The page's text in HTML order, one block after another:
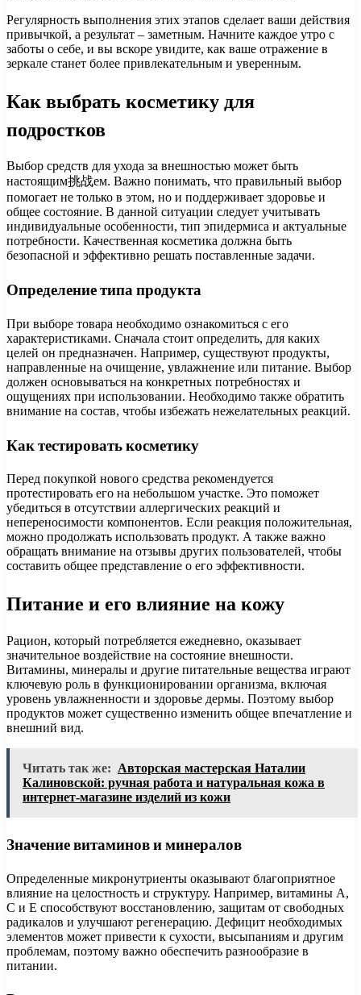
Регулярность выполнения этих этапов сделает ваши действия
привычкой, а результат – заметным. Начните каждое утро с
заботы о себе, и вы вскоре увидите, как ваше отражение в
зеркале станет более привлекательным и уверенным.
Как выбрать косметику для
подростков
Выбор средств для ухода за внешностью может быть
настоящим挑战ем. Важно понимать, что правильный выбор
помогает не только в этом, но и поддерживает здоровье и
общее состояние. В данной ситуации следует учитывать
индивидуальные особенности, тип эпидермиса и актуальные
потребности. Качественная косметика должна быть
безопасной и эффективно решать поставленные задачи.
Определение типа продукта
При выборе товара необходимо ознакомиться с его
характеристиками. Сначала стоит определить, для каких
целей он предназначен. Например, существуют продукты,
направленные на очищение, увлажнение или питание. Выбор
должен основываться на конкретных потребностях и
ощущениях при использовании. Необходимо также обратить
внимание на состав, чтобы избежать нежелательных реакций.
Как тестировать косметику
Перед покупкой нового средства рекомендуется
протестировать его на небольшом участке. Это поможет
убедиться в отсутствии аллергических реакций и
непереносимости компонентов. Если реакция положительная,
можно продолжать использовать продукт. А также важно
обращать внимание на отзывы других пользователей, чтобы
составить общее представление о его эффективности.
Питание и его влияние на кожу
Рацион, который потребляется ежедневно, оказывает
значительное воздействие на состояние внешности.
Витамины, минералы и другие питательные вещества играют
ключевую роль в функционировании организма, включая
уровень увлажненности и здоровье дермы. Поэтому выбор
продуктов может существенно изменить общее впечатление и
внешний вид.
Читать так же: Авторская мастерская Наталии
Калиновской: ручная работа и натуральная кожа в
интернет-магазине изделий из кожи
Значение витаминов и минералов
Определенные микронутриенты оказывают благоприятное
влияние на целостность и структуру. Например, витамины A,
C и E способствуют восстановлению, защитам от свободных
радикалов и улучшают регенерацию. Дефицит необходимых
элементов может привести к сухости, высыпаниям и другим
проблемам, поэтому важно обеспечить разнообразие в
питании.